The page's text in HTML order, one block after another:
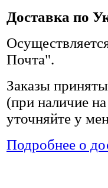
Доставка по
Почта".
Заказы
(при наличие
уточняйте у
Подробнее о